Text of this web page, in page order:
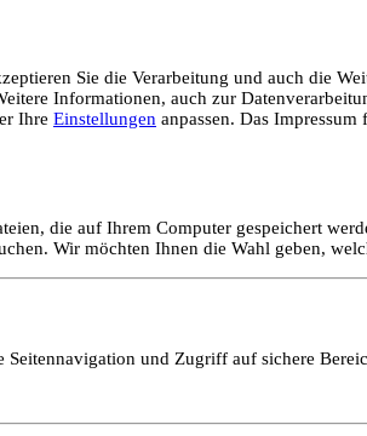
Sie die Verarbeitung und auch die
Informationen, auch zur
Ihre Einstellungen anpassen. Das Impressum
die auf Ihrem Computer gespeichert
Wir möchten Ihnen die Wahl geben,
und Zugriff auf sichere